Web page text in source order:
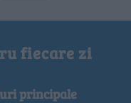
fiecare zi
principale